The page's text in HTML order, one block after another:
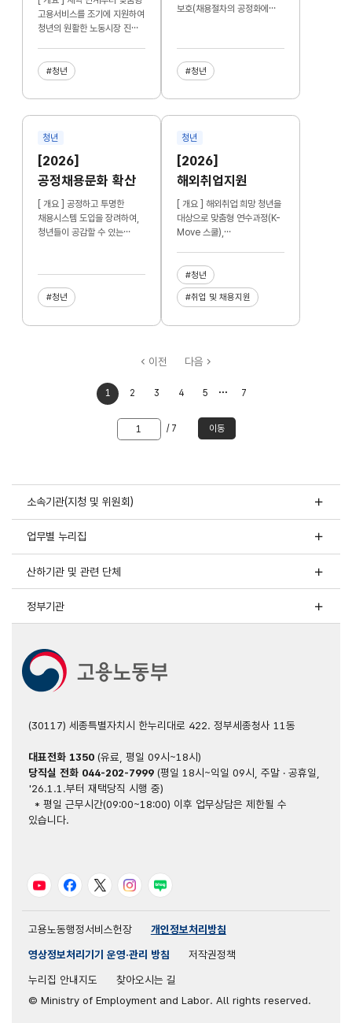
고용서비스를 조기에 지원하여
청년의 원활한 노동시장 진입
#청년
보호(채용절차의 공정화에
#청년
청년
[2026]
공정채용문화 확산
[ 개요 ] 공정하고 투명한
채용시스템 도입을 장려하여,
청년들이 공감할 수 있는
#청년
청년
[2026]
해외취업지원
[ 개요 ] 해외취업 희망 청년을
대상으로 맞춤형 연수과정(K-
Move 스쿨),
해외취업으로 연계하고
해외취업자의 국내 복귀 및
사후관리 지원
#청년
#취업 및 채용지원
이전
처음으로
1 2 3 4 5
마지막으로
7
다음
이동할
/ 7 이동
소속기관(지청 및 위원회)
업무별 누리집
산하기관 및 관련 단체
정부기관
(30117) 세종특별자치시 한누리대로 422. 정부세종청사 11동
대표전화 1350(유료, 평일 09시~18시)
당직실 전화 044-202-7999(평일 18시~익일 09시, 주말 · 공휴일,
'26.1.1.부터 재택당직 시행 중)
* 평일 근무시간(09:00~18:00) 이후 업무상담은 제한될 수
있습니다.
유튜브 페이스북트위터 인스타그램
블로그
고용노동행정서비스헌장
개인정보처리방침
영상정보처리기기 운영·관리 방침
저작권정책
누리집 안내지도
찾아오시는 길
© Ministry of Employment and Labor. All rights reserved.